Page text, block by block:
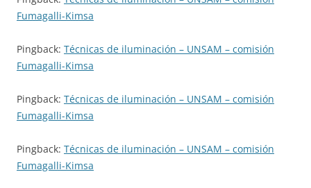
Fumagalli-Kimsa
Pingback: Técnicas de iluminación – UNSAM – comisión
Fumagalli-Kimsa
Pingback: Técnicas de iluminación – UNSAM – comisión
Fumagalli-Kimsa
Pingback: Técnicas de iluminación – UNSAM – comisión
Fumagalli-Kimsa